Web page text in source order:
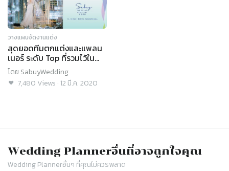
วางแผนจัดงานแต่ง
สุดยอดทีมตกแต่งและแพลน
เนอร์ ระดับ Top ที่รวมไว้ใน
งาน SabuyWedding
Festival 2020!
โดย SabuyWedding
7,480 Views ·12 มี.ค. 2020
Wedding Plannerอื่นที่อาจถูกใจคุณ
Wedding Plannerอื่นๆ ที่คุณไม่ควรพลาด